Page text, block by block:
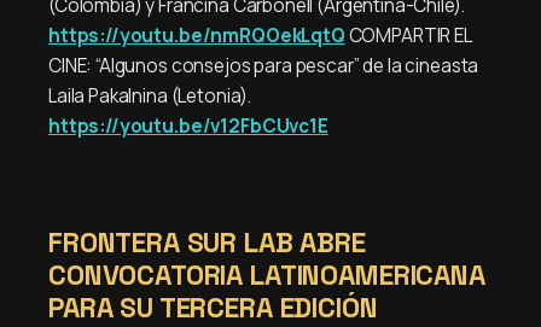
(Colombia) y Francina Carbonell (Argentina-Chile).
https://youtu.be/nmRQOekLqtQCOMPARTIR EL
CINE: “Algunos consejos para pescar” de la cineasta
Laila Pakalnina (Letonia).
https://youtu.be/v12FbCUvc1E
FRONTERA SUR LAB ABRE
CONVOCATORIA LATINOAMERICANA
PARA SU TERCERA EDICIÓN